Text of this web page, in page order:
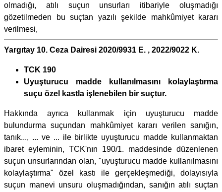
olmadığı, atılı suçun unsurları itibariyle oluşmadığı
gözetilmeden bu suçtan yazılı şekilde mahkûmiyet kararı
verilmesi,
Yargıtay 10. Ceza Dairesi 2020/9931 E. , 2022/9022 K.
TCK 190
Uyuşturucu madde kullanılmasını kolaylaştırma
suçu özel kastla işlenebilen bir suçtur.
Hakkında ayrıca kullanmak için uyuşturucu madde
bulundurma suçundan mahkûmiyet kararı verilen sanığın,
tanık..., ... ve ... ile birlikte uyuşturucu madde kullanmaktan
ibaret eyleminin, TCK'nın 190/1. maddesinde düzenlenen
suçun unsurlarından olan, "uyuşturucu madde kullanılmasını
kolaylaştırma" özel kastı ile gerçekleşmediği, dolayısıyla
suçun manevi unsuru oluşmadığından, sanığın atılı suçtan